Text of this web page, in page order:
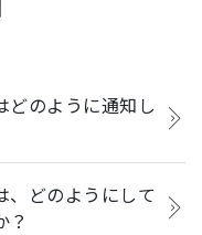
どのように通知し
、どのようにして
？